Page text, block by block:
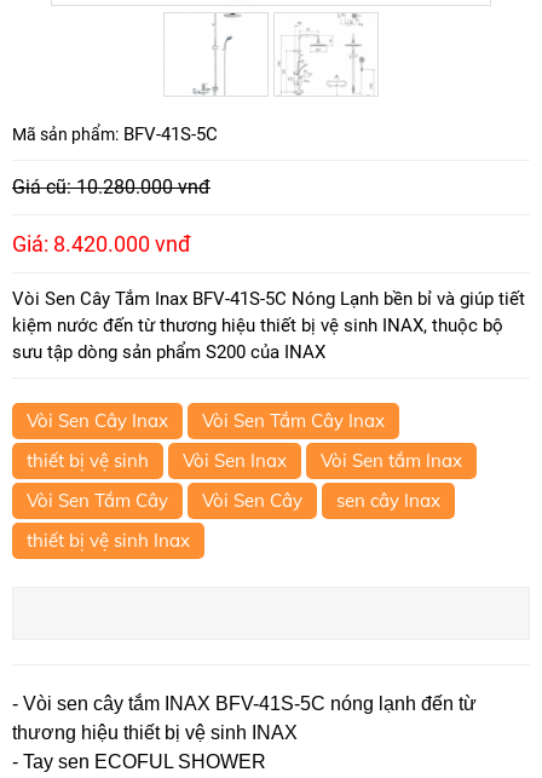
Mã sản phẩm: BFV-41S-5C
Giá cũ: 10.280.000 vnđ
Giá: 8.420.000 vnđ
Vòi Sen Cây Tắm Inax BFV-41S-5C Nóng Lạnh bền bỉ và giúp tiết
kiệm nước đến từ thương hiệu thiết bị vệ sinh INAX, thuộc bộ
sưu tập dòng sản phẩm S200 của INAX
Vòi Sen Cây Inax
Vòi Sen Tắm Cây Inax
thiết bị vệ sinh
Vòi Sen Inax
Vòi Sen tắm Inax
Vòi Sen Tắm Cây
Vòi Sen Cây
sen cây Inax
thiết bị vệ sinh Inax
- Vòi sen cây tắm INAX BFV-41S-5C nóng lạnh đến từ
thương hiệu thiết bị vệ sinh INAX
- Tay sen ECOFUL SHOWER